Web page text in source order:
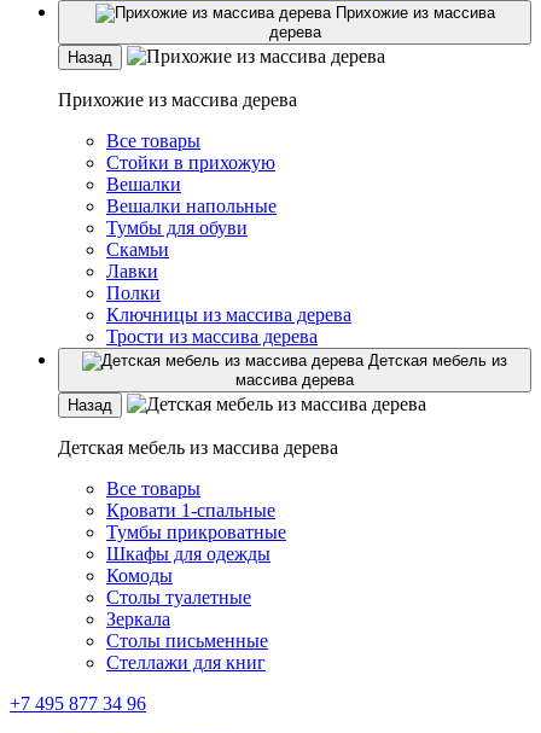
Прихожие из массива
дерева
Назад
Прихожие из массива дерева
Все товары
Стойки в прихожую
Вешалки
Вешалки напольные
Тумбы для обуви
Скамьи
Лавки
Полки
Ключницы из массива дерева
Трости из массива дерева
Детская мебель из
массива дерева
Назад
Детская мебель из массива дерева
Все товары
Кровати 1-спальные
Тумбы прикроватные
Шкафы для одежды
Комоды
Столы туалетные
Зеркала
Столы письменные
Стеллажи для книг
+7 495 877 34 96